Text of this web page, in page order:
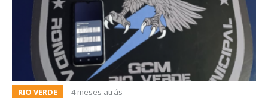
RIO VERDE 4 meses atrás